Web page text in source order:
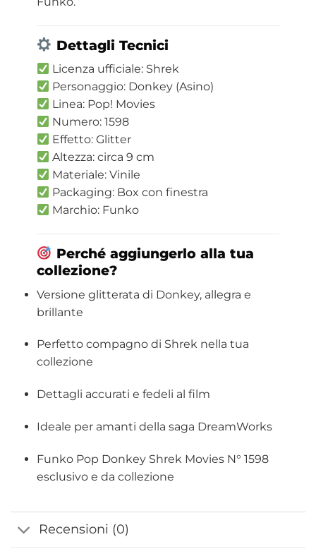
Dettagli Tecnici
Licenza ufficiale: Shrek
Personaggio: Donkey (Asino)
Linea: Pop! Movies
Numero: 1598
Effetto: Glitter
Altezza: circa 9 cm
Materiale: Vinile
Packaging: Box con finestra
Marchio: Funko
Perché aggiungerlo alla tua
collezione?
Versione glitterata di Donkey, allegra e
brillante
Perfetto compagno di Shrek nella tua
collezione
Dettagli accurati e fedeli al film
Ideale per amanti della saga DreamWorks
Funko Pop Donkey Shrek Movies N° 1598
esclusivo e da collezione
Recensioni (0)